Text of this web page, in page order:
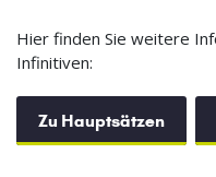
Hier finden Sie weitere
Infinitiven:
Zu Hauptsätzen